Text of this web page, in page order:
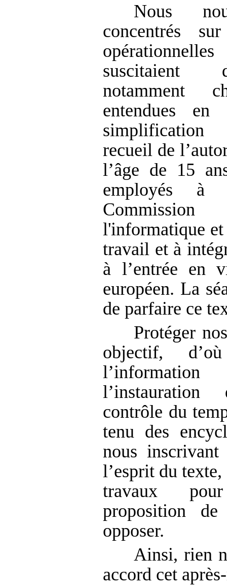
Nous
concentrés
suscitaient
notamment
entendues
simplification
recueil de
l’âge de 15
employés à
l'informatique
travail et à
à l’entrée en
européen. La
de parfaire ce
Protéger
objectif,
contrôle du
tenu des
nous
l’esprit du
travaux
proposition
opposer.
Ainsi, rien
accord cet